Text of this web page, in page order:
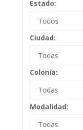
Estado:
Ciudad:
Colonia:
Modalidad: